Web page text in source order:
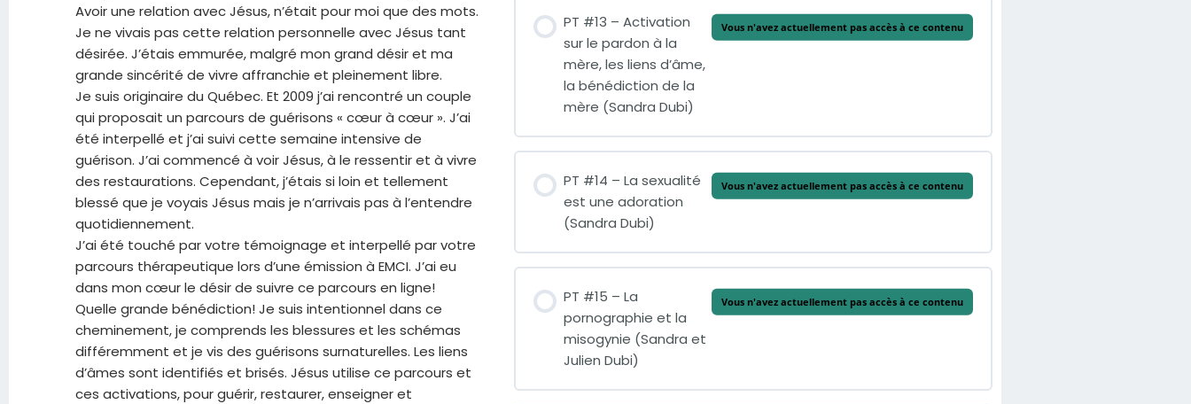
Avoir une relation avec Jésus, n’était pour moi que des mots.
Je ne vivais pas cette relation personnelle avec Jésus tant
désirée. J’étais emmurée, malgré mon grand désir et ma
grande sincérité de vivre affranchie et pleinement libre.
Je suis originaire du Québec. Et 2009 j’ai rencontré un couple
qui proposait un parcours de guérisons « cœur à cœur ». J’ai
été interpellé et j’ai suivi cette semaine intensive de
guérison. J’ai commencé à voir Jésus, à le ressentir et à vivre
des restaurations. Cependant, j’étais si loin et tellement
blessé que je voyais Jésus mais je n’arrivais pas à l’entendre
quotidiennement.
J’ai été touché par votre témoignage et interpellé par votre
parcours thérapeutique lors d’une émission à EMCI. J’ai eu
dans mon cœur le désir de suivre ce parcours en ligne!
Quelle grande bénédiction! Je suis intentionnel dans ce
cheminement, je comprends les blessures et les schémas
différemment et je vis des guérisons surnaturelles. Les liens
d’âmes sont identifiés et brisés. Jésus utilise ce parcours et
ces activations, pour guérir, restaurer, enseigner et
PT #13 – Activation
sur le pardon à la
mère, les liens d’âme,
la bénédiction de la
mère (Sandra Dubi)
Vous n'avez actuellement pas accès à ce contenu
PT #14 – La sexualité
est une adoration
(Sandra Dubi)
Vous n'avez actuellement pas accès à ce contenu
PT #15 – La
pornographie et la
misogynie (Sandra et
Julien Dubi)
Vous n'avez actuellement pas accès à ce contenu